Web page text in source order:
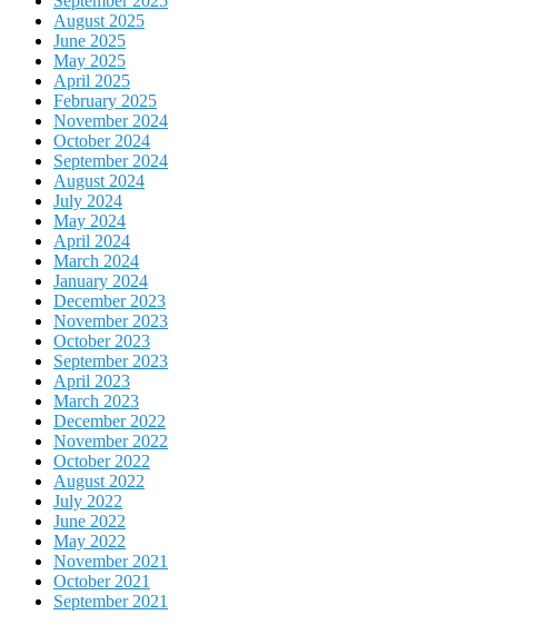
August 2025
June 2025
May 2025
April 2025
February 2025
November 2024
October 2024
September 2024
August 2024
July 2024
May 2024
April 2024
March 2024
January 2024
December 2023
November 2023
October 2023
September 2023
April 2023
March 2023
December 2022
November 2022
October 2022
August 2022
July 2022
June 2022
May 2022
November 2021
October 2021
September 2021